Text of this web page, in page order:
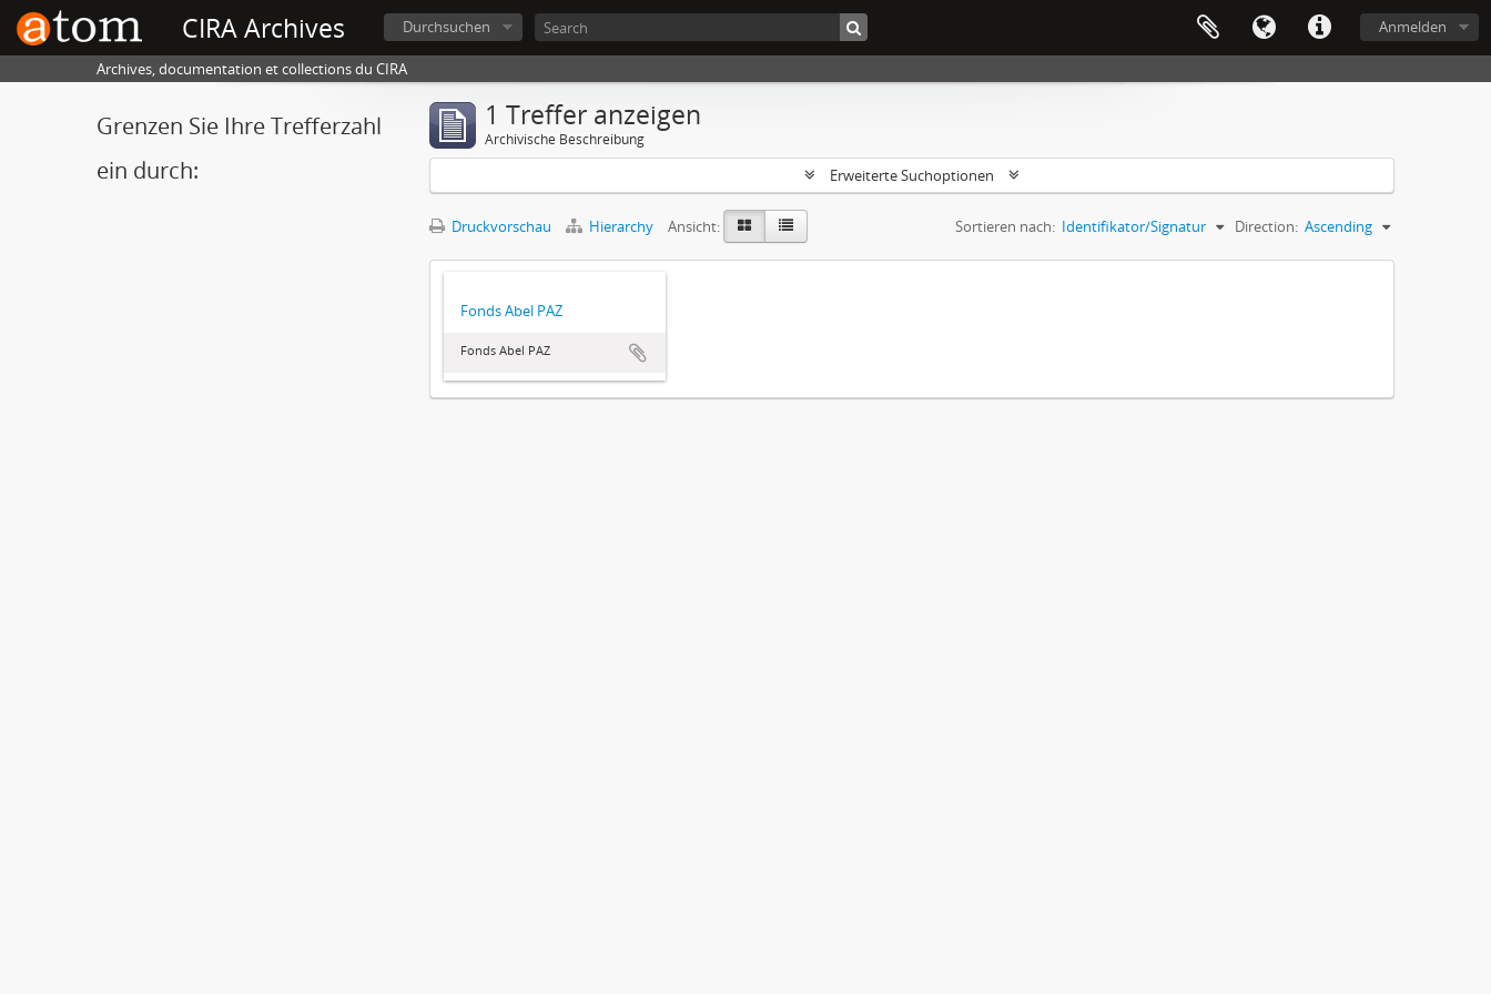
CIRA Archives Anmelden
Durchsuchen
Archives, documentation et collections du CIRA
Grenzen Sie Ihre Trefferzahl
ein durch:
1 Treffer anzeigen
Archivische Beschreibung
Erweiterte Suchoptionen
Druckvorschau Hierarchy Ansicht: Sortieren nach: Identifikator/Signatur Direction: Ascending
Fonds Abel PAZ
Fonds Abel PAZ